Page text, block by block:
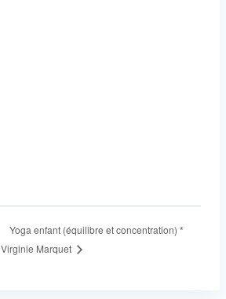
Yoga enfant (équilibre et concentration) *
Virginie Marquet